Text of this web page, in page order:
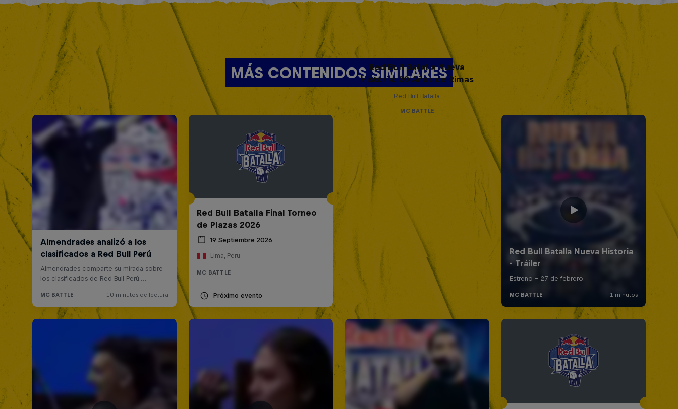
MÁS CONTENIDOS SIMILARES
Red Bull Batalla Final Torneo
de Plazas 2026
19 Septiembre 2026
Lima, Peru
MC BATTLE
Próximo evento
Red Bull Batalla Nueva
Historia: 20 Años de Rimas
Red Bull Batalla
MC BATTLE